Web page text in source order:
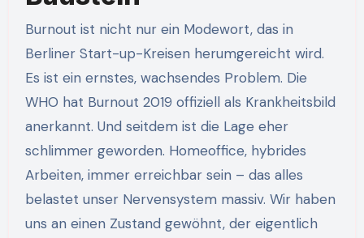
Burnout ist nicht nur ein Modewort, das in
Berliner Start-up-Kreisen herumgereicht wird.
Es ist ein ernstes, wachsendes Problem. Die
WHO hat Burnout 2019 offiziell als Krankheitsbild
anerkannt. Und seitdem ist die Lage eher
schlimmer geworden. Homeoffice, hybrides
Arbeiten, immer erreichbar sein – das alles
belastet unser Nervensystem massiv. Wir haben
uns an einen Zustand gewöhnt, der eigentlich